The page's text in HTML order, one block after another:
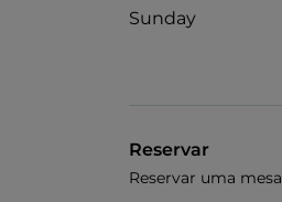
Sunday
Reservar
Reservar uma mesa